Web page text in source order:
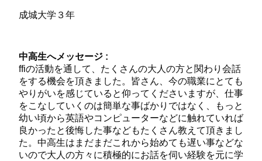
成城大学３年
中高生へメッセージ :
ffiの活動を通して、たくさんの大人の方と関わり会話
をする機会を頂きました。皆さん、今の職業にとても
やりがいを感じていると仰ってくださいますが、仕事
をこなしていくのは簡単な事ばかりではなく、もっと
幼い頃から英語やコンピューターなどに触れていれば
良かったと後悔した事などもたくさん教えて頂きまし
た。中高生はまだまだこれから始めても遅い事などな
いので大人の方々に積極的にお話を伺い経験を元に学